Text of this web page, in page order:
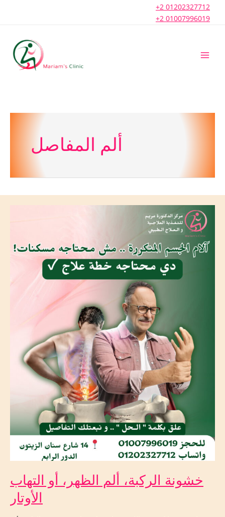
+2 01202327712
+2 01007996019
ألم المفاصل
خشونة الركبة، ألم الظهر، أو التهاب
الأوتار
الظهر،
الأوتار